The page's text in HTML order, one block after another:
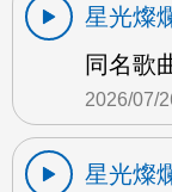
星光燦
同名歌
2026/07/
星光燦